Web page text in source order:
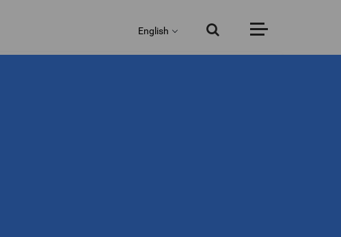
English